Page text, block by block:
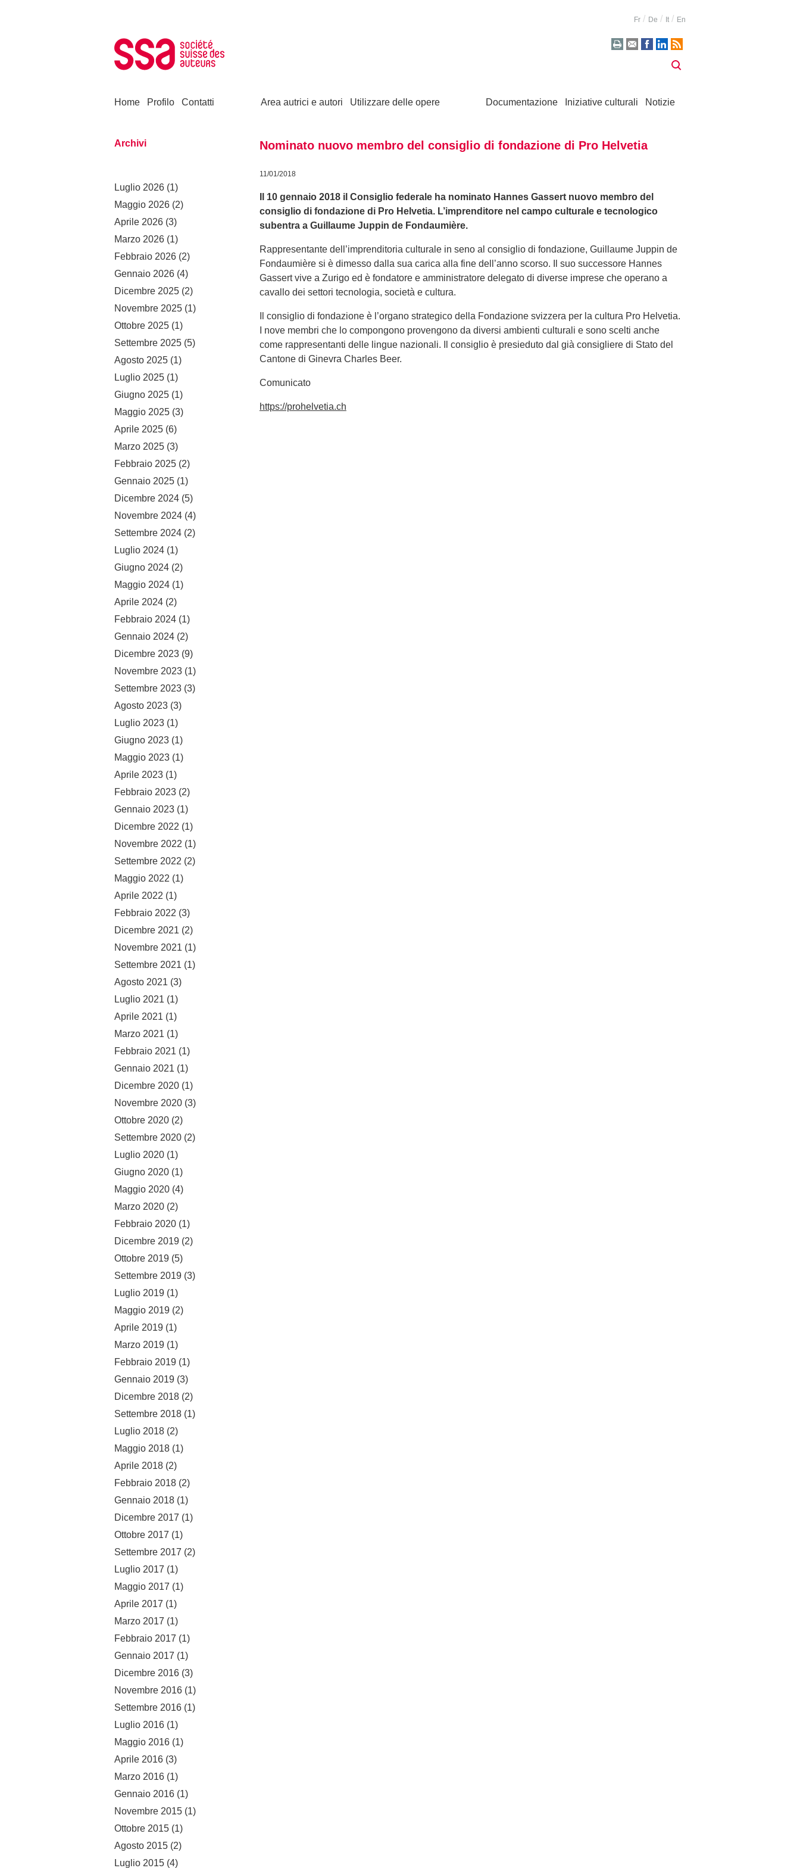
Fr De It En
Home Profilo Contatti Area autrici e autori Utilizzare delle opere Documentazione Iniziative culturali Notizie
Archivi
Luglio 2026 (1)
Maggio 2026 (2)
Aprile 2026 (3)
Marzo 2026 (1)
Febbraio 2026 (2)
Gennaio 2026 (4)
Dicembre 2025 (2)
Novembre 2025 (1)
Ottobre 2025 (1)
Settembre 2025 (5)
Agosto 2025 (1)
Luglio 2025 (1)
Giugno 2025 (1)
Maggio 2025 (3)
Aprile 2025 (6)
Marzo 2025 (3)
Febbraio 2025 (2)
Gennaio 2025 (1)
Dicembre 2024 (5)
Novembre 2024 (4)
Settembre 2024 (2)
Luglio 2024 (1)
Giugno 2024 (2)
Maggio 2024 (1)
Aprile 2024 (2)
Febbraio 2024 (1)
Gennaio 2024 (2)
Dicembre 2023 (9)
Novembre 2023 (1)
Settembre 2023 (3)
Agosto 2023 (3)
Luglio 2023 (1)
Giugno 2023 (1)
Maggio 2023 (1)
Aprile 2023 (1)
Febbraio 2023 (2)
Gennaio 2023 (1)
Dicembre 2022 (1)
Novembre 2022 (1)
Settembre 2022 (2)
Maggio 2022 (1)
Aprile 2022 (1)
Febbraio 2022 (3)
Dicembre 2021 (2)
Novembre 2021 (1)
Settembre 2021 (1)
Agosto 2021 (3)
Luglio 2021 (1)
Aprile 2021 (1)
Marzo 2021 (1)
Febbraio 2021 (1)
Gennaio 2021 (1)
Dicembre 2020 (1)
Novembre 2020 (3)
Ottobre 2020 (2)
Settembre 2020 (2)
Luglio 2020 (1)
Giugno 2020 (1)
Maggio 2020 (4)
Marzo 2020 (2)
Febbraio 2020 (1)
Dicembre 2019 (2)
Ottobre 2019 (5)
Settembre 2019 (3)
Luglio 2019 (1)
Maggio 2019 (2)
Aprile 2019 (1)
Marzo 2019 (1)
Febbraio 2019 (1)
Gennaio 2019 (3)
Dicembre 2018 (2)
Settembre 2018 (1)
Luglio 2018 (2)
Maggio 2018 (1)
Aprile 2018 (2)
Febbraio 2018 (2)
Gennaio 2018 (1)
Dicembre 2017 (1)
Ottobre 2017 (1)
Settembre 2017 (2)
Luglio 2017 (1)
Maggio 2017 (1)
Aprile 2017 (1)
Marzo 2017 (1)
Febbraio 2017 (1)
Gennaio 2017 (1)
Dicembre 2016 (3)
Novembre 2016 (1)
Settembre 2016 (1)
Luglio 2016 (1)
Maggio 2016 (1)
Aprile 2016 (3)
Marzo 2016 (1)
Gennaio 2016 (1)
Novembre 2015 (1)
Ottobre 2015 (1)
Agosto 2015 (2)
Luglio 2015 (4)
Nominato nuovo membro del consiglio di fondazione di Pro Helvetia
11/01/2018
Il 10 gennaio 2018 il Consiglio federale ha nominato Hannes Gassert nuovo membro del
consiglio di fondazione di Pro Helvetia. L’imprenditore nel campo culturale e tecnologico
subentra a Guillaume Juppin de Fondaumière.
Rappresentante dell’imprenditoria culturale in seno al consiglio di fondazione, Guillaume Juppin de
Fondaumière si è dimesso dalla sua carica alla fine dell’anno scorso. Il suo successore Hannes
Gassert vive a Zurigo ed è fondatore e amministratore delegato di diverse imprese che operano a
cavallo dei settori tecnologia, società e cultura.
Il consiglio di fondazione è l’organo strategico della Fondazione svizzera per la cultura Pro Helvetia.
I nove membri che lo compongono provengono da diversi ambienti culturali e sono scelti anche
come rappresentanti delle lingue nazionali. Il consiglio è presieduto dal già consigliere di Stato del
Cantone di Ginevra Charles Beer.
Comunicato
https://prohelvetia.ch